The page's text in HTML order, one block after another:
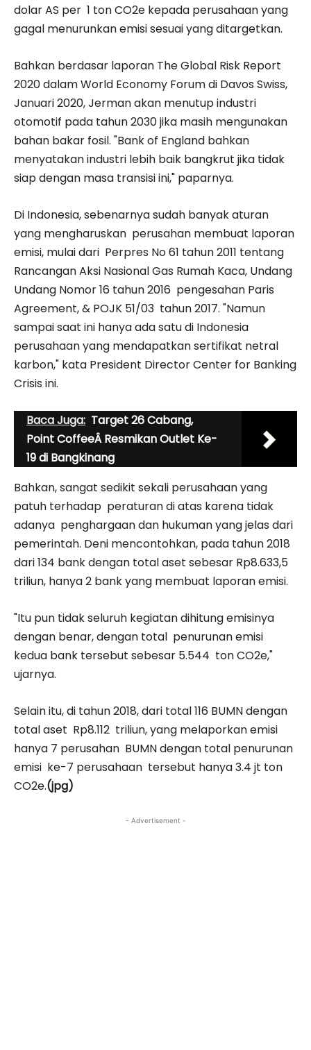
dolar AS per 1 ton CO2e kepada perusahaan yang
gagal menurunkan emisi sesuai yang ditargetkan.
Bahkan berdasar laporan The Global Risk Report
2020 dalam World Economy Forum di Davos Swiss,
Januari 2020, Jerman akan menutup industri
otomotif pada tahun 2030 jika masih mengunakan
bahan bakar fosil. "Bank of England bahkan
menyatakan industri lebih baik bangkrut jika tidak
siap dengan masa transisi ini," paparnya.
Di Indonesia, sebenarnya sudah banyak aturan
yang mengharuskan perusahan membuat laporan
emisi, mulai dari Perpres No 61 tahun 2011 tentang
Rancangan Aksi Nasional Gas Rumah Kaca, Undang
Undang Nomor 16 tahun 2016 pengesahan Paris
Agreement, & POJK 51/03 tahun 2017. "Namun
sampai saat ini hanya ada satu di Indonesia
perusahaan yang mendapatkan sertifikat netral
karbon," kata President Director Center for Banking
Crisis ini.
Baca Juga: Target 26 Cabang,
Point CoffeeÂ Resmikan Outlet Ke-
19 di Bangkinang
Bahkan, sangat sedikit sekali perusahaan yang
patuh terhadap peraturan di atas karena tidak
adanya penghargaan dan hukuman yang jelas dari
pemerintah. Deni mencontohkan, pada tahun 2018
dari 134 bank dengan total aset sebesar Rp8.633,5
triliun, hanya 2 bank yang membuat laporan emisi.
"Itu pun tidak seluruh kegiatan dihitung emisinya
dengan benar, dengan total penurunan emisi
kedua bank tersebut sebesar 5.544 ton CO2e,"
ujarnya.
Selain itu, di tahun 2018, dari total 116 BUMN dengan
total aset Rp8.112 triliun, yang melaporkan emisi
hanya 7 perusahan BUMN dengan total penurunan
emisi ke-7 perusahaan tersebut hanya 3.4 jt ton
CO2e.(jpg)
- Advertisement -